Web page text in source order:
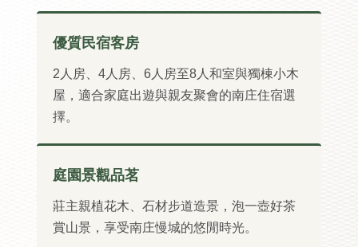
優質民宿客房
2人房、4人房、6人房至8人和室與獨棟小木
屋，適合家庭出遊與親友聚會的南庄住宿選
擇。
庭園景觀品茗
莊主親植花木、石材步道造景，泡一壺好茶
賞山景，享受南庄慢城的悠閒時光。